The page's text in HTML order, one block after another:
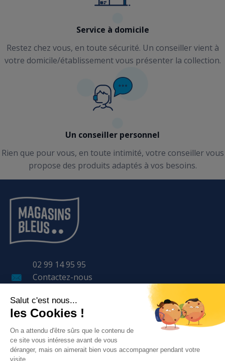
Service à domicile
Restez chez vous, en toute sécurité. Un conseiller vient à
votre domicile/établissement vous présenter la collection.
Un conseiller personnel
Rien que pour vous, en toute intimité, votre conseiller vous
propose des produits adaptés à vos besoins.
LE GROUPE
02 99 14 95 95
Contactez-nous
BP 57 401
35 170 BRUZ